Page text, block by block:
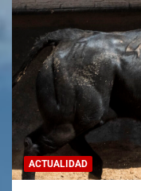
ACTUALIDAD